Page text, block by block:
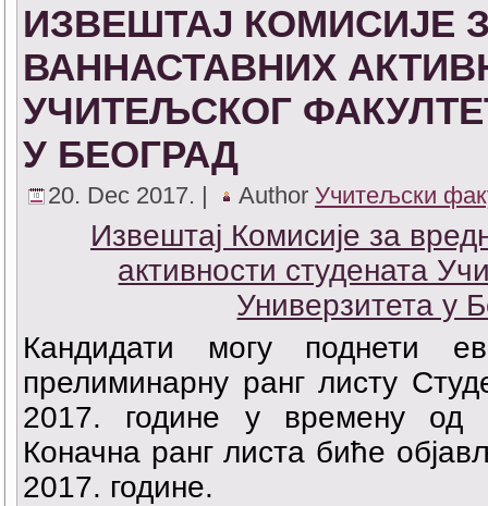
ИЗВЕШТАЈ КОМИСИЈЕ
ВАННАСТАВНИХ
УЧИТЕЉСКОГ
У БЕОГРАД
20. Dec 2017. | Author Учитељски
Извештај Комисије за
активности студената
Универзитета у
Кандидати могу поднети
прелиминарну ранг листу
2017. године у времену од
Коначна ранг листа биће
2017. године.